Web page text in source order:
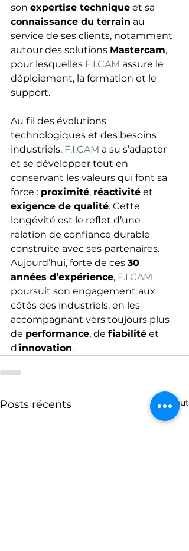
son expertise technique et sa
connaissance du terrain au
service de ses clients, notamment
autour des solutions Mastercam,
pour lesquelles F.I.CAM assure le
déploiement, la formation et le
support.
Au fil des évolutions
technologiques et des besoins
industriels, F.I.CAM a su s’adapter
et se développer tout en
conservant les valeurs qui font sa
force : proximité, réactivité et
exigence de qualité. Cette
longévité est le reflet d’une
relation de confiance durable
construite avec ses partenaires.
Aujourd’hui, forte de ces 30
années d’expérience, F.I.CAM
poursuit son engagement aux
côtés des industriels, en les
accompagnant vers toujours plus
de performance, de fiabilité et
d’innovation.
Posts récents Voir tout